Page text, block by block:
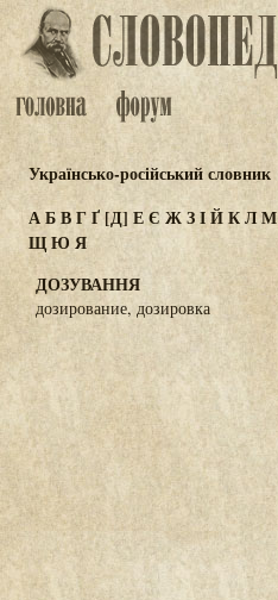
Українсько-російський словник
АБВГҐ[Д] ЕЄ ЖЗІЙКЛМ
ЩЮ Я
ДОЗУВАННЯ
дозирование, дозировка